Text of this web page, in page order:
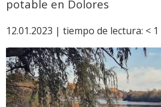
potable en Dolores
12.01.2023 | tiempo de lectura: < 1